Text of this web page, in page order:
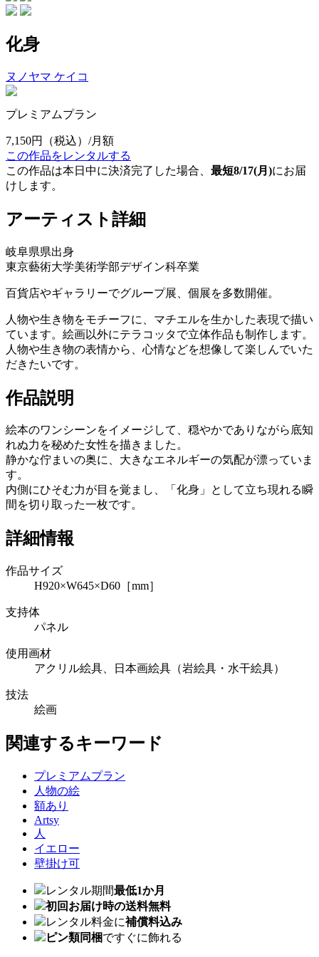
化身
ヌノヤマ ケイコ
プレミアムプラン
7,150円
（税込）/月額
この作品をレンタルする
この作品は本日中に決済完了した場合、 最短8/17(月)にお届
けします。
アーティスト詳細
岐阜県県出身
東京藝術大学美術学部デザイン科卒業
百貨店やギャラリーでグループ展、個展を多数開催。
人物や生き物をモチーフに、マチエルを生かした表現で描い
ています。絵画以外にテラコッタで立体作品も制作します。
人物や生き物の表情から、心情などを想像して楽しんでいた
だきたいです。
作品説明
絵本のワンシーンをイメージして、穏やかでありながら底知
れぬ力を秘めた女性を描きました。
静かな佇まいの奥に、大きなエネルギーの気配が漂っていま
す。
内側にひそむ力が目を覚まし、「化身」として立ち現れる瞬
間を切り取った一枚です。
詳細情報
作品サイズ
H920×W645×D60［mm］
支持体
パネル
使用画材
アクリル絵具、日本画絵具（岩絵具・水干絵具）
技法
絵画
関連するキーワード
プレミアムプラン
人物の絵
額あり
Artsy
人
イエロー
壁掛け可
レンタル期間最低1か月
初回お届け時の送料無料
レンタル料金に補償料込み
ピン類同梱ですぐに飾れる